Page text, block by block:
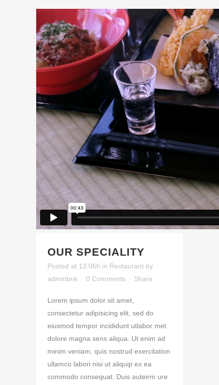
OUR SPECIALITY
Posted at 13:06h in Restaurant by
adminbnk
0 Comments Share
Lorem ipsum dolor sit amet,
consectetur adipisicing elit, sed do
eiusmod tempor incididunt utlabor met
dolore magna sens aliqua. Ut enim ad
minim veniam, quis nostrud exercitation
ullamco labori nisi ut aliquip ex ea
commodo consequat. Duis auteirm ure